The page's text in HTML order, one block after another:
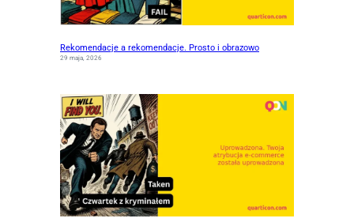
Rekomendacje a rekomendacje. Prosto i obrazowo
29 maja, 2026